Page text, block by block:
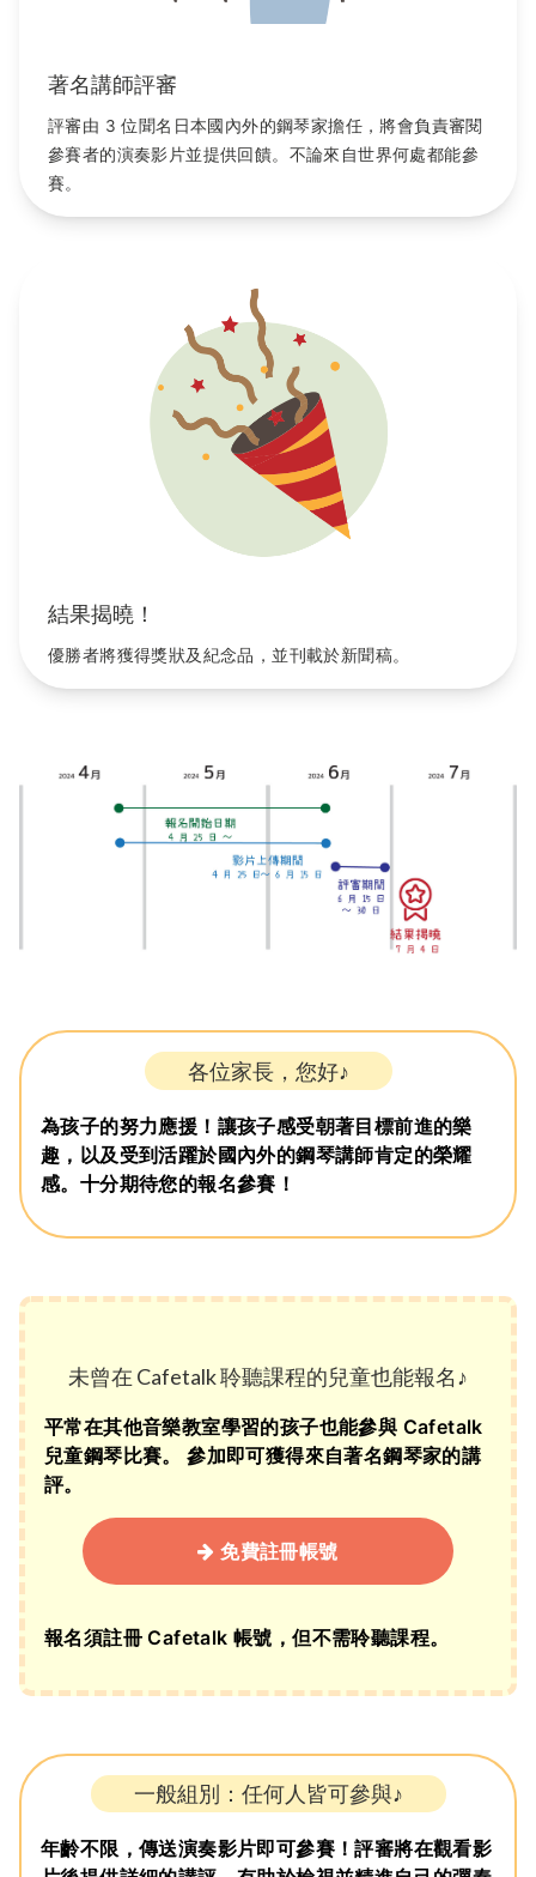
著名講師評審
評審由 3 位聞名日本國內外的鋼琴家擔任，將會負責審閱
參賽者的演奏影片並提供回饋。不論來自世界何處都能參
賽。
結果揭曉！
優勝者將獲得獎狀及紀念品，並刊載於新聞稿。
各位家長，您好♪
為孩子的努力應援！讓孩子感受朝著目標前進的樂
趣，以及受到活躍於國內外的鋼琴講師肯定的榮耀
感。 十分期待您的報名參賽！
未曾在 Cafetalk 聆聽課程的兒童也能報名♪
平常在其他音樂教室學習的孩子也能參與 Cafetalk
兒童鋼琴比賽。 參加即可獲得來自著名鋼琴家的講
評。
免費註冊帳號
報名須註冊 Cafetalk 帳號，但不需聆聽課程。
一般組別：任何人皆可參與♪
年齡不限，傳送演奏影片即可參賽！評審將在觀看影